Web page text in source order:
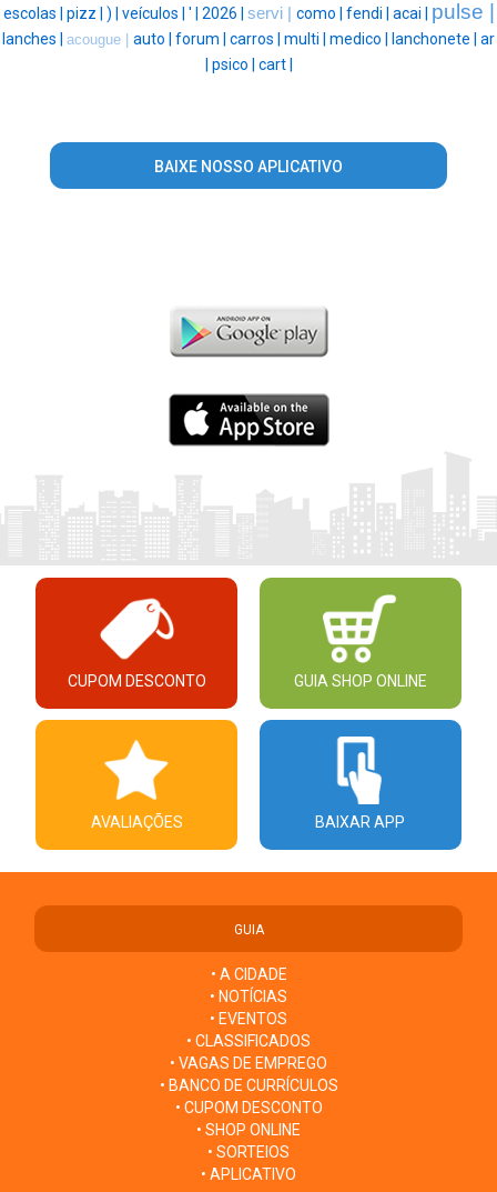
escolas | pizz | ) | veículos | ' | 2026 | servi | como | fendi | acai | pulse |
lanches | acougue | auto | forum | carros | multi | medico | lanchonete | ar
psico | cart |
BAIXE NOSSO APLICATIVO
CUPOM DESCONTO GUIA SHOP ONLINE
AVALIAÇÕES BAIXAR APP
GUIA
• A CIDADE
• NOTÍCIAS
• EVENTOS
• CLASSIFICADOS
• VAGAS DE EMPREGO
• BANCO DE CURRÍCULOS
• CUPOM DESCONTO
• SHOP ONLINE
• SORTEIOS
• APLICATIVO